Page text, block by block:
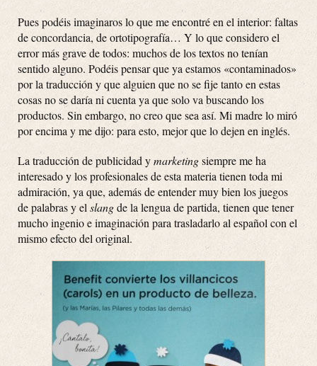
Pues podéis imaginaros lo que me encontré en el interior: faltas
de concordancia, de ortotipografía… Y lo que considero el
error más grave de todos: muchos de los textos no tenían
sentido alguno. Podéis pensar que ya estamos «contaminados»
por la traducción y que alguien que no se fije tanto en estas
cosas no se daría ni cuenta ya que solo va buscando los
productos. Sin embargo, no creo que sea así. Mi madre lo miró
por encima y me dijo: para esto, mejor que lo dejen en inglés.
La traducción de publicidad ymarketingsiempre me ha
interesado y los profesionales de esta materia tienen toda mi
admiración, ya que, además de entender muy bien los juegos
de palabras y el slangde la lengua de partida, tienen que tener
mucho ingenio e imaginación para trasladarlo al español con el
mismo efecto del original.